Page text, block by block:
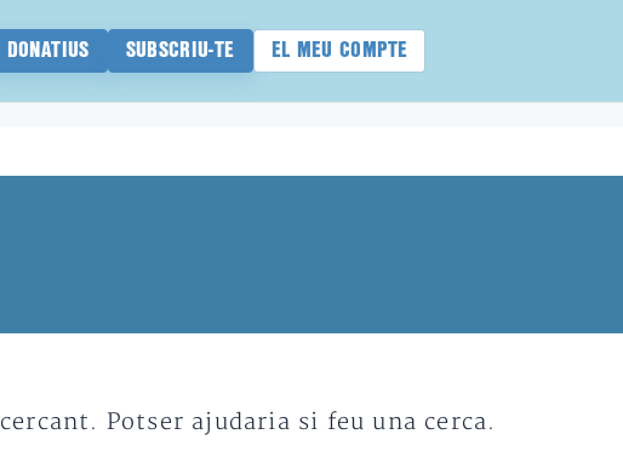
DONATIUS SUBSCRIU-TE EL MEU COMPTE
Potser ajudaria si feu una cerca.